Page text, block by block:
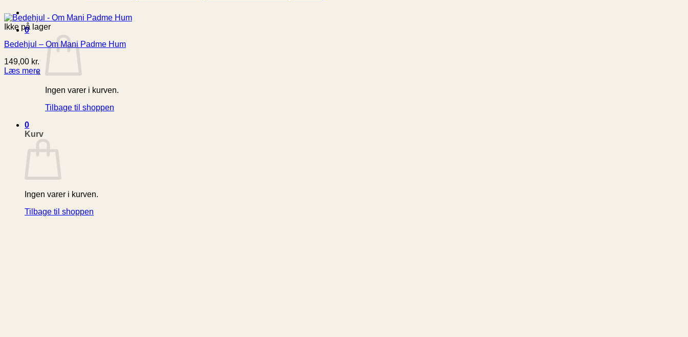
0
Ingen varer i kurven.
Tilbage til shoppen
0
Kurv
Ingen varer i kurven.
Tilbage til shoppen
Ikke på lager
Bedehjul – Om Mani Padme Hum
149,00 kr.
Læs mere